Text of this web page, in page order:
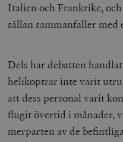
Italien och Frankrike,
sällan sammanfaller med
Dels har debatten
helikoptrar inte varit
att dess personal varit
flugit övertid i månader,
merparten av de